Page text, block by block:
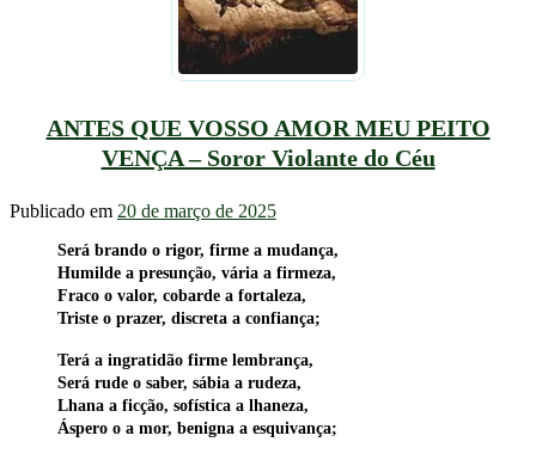
ANTES QUE VOSSO AMOR MEU PEITO
VENÇA – Soror Violante do Céu
Publicado em 20 de março de 2025
Será brando o rigor, firme a mudança,
Humilde a presunção, vária a firmeza,
Fraco o valor, cobarde a fortaleza,
Triste o prazer, discreta a confiança;
Terá a ingratidão firme lembrança,
Será rude o saber, sábia a rudeza,
Lhana a ficção, sofística a lhaneza,
Áspero o a mor, benigna a esquivança;